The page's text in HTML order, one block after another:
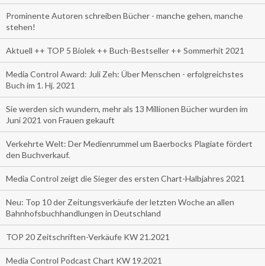
Prominente Autoren schreiben Bücher - manche gehen, manche
stehen!
Aktuell ++ TOP 5 Biolek ++ Buch-Bestseller ++ Sommerhit 2021
Media Control Award: Juli Zeh: Über Menschen - erfolgreichstes
Buch im 1. Hj. 2021
Sie werden sich wundern, mehr als 13 Millionen Bücher wurden im
Juni 2021 von Frauen gekauft
Verkehrte Welt: Der Medienrummel um Baerbocks Plagiate fördert
den Buchverkauf.
Media Control zeigt die Sieger des ersten Chart-Halbjahres 2021
Neu: Top 10 der Zeitungsverkäufe der letzten Woche an allen
Bahnhofsbuchhandlungen in Deutschland
TOP 20 Zeitschriften-Verkäufe KW 21.2021
Media Control Podcast Chart KW 19.2021